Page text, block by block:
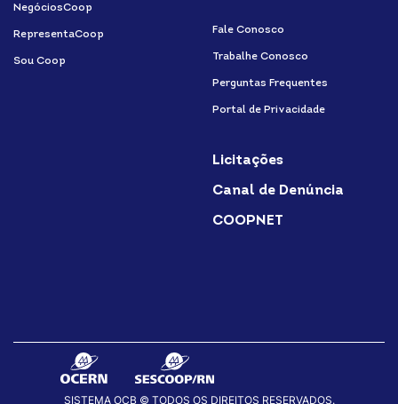
NegóciosCoop
RepresentaCoop
Sou Coop
Fale Conosco
Trabalhe Conosco
Perguntas Frequentes
Portal de Privacidade
Licitações
Canal de Denúncia
COOPNET
SISTEMA OCB © TODOS OS DIREITOS RESERVADOS.